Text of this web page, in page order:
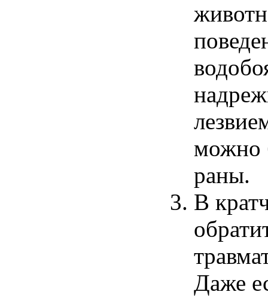
можно
раны.
В
Даже